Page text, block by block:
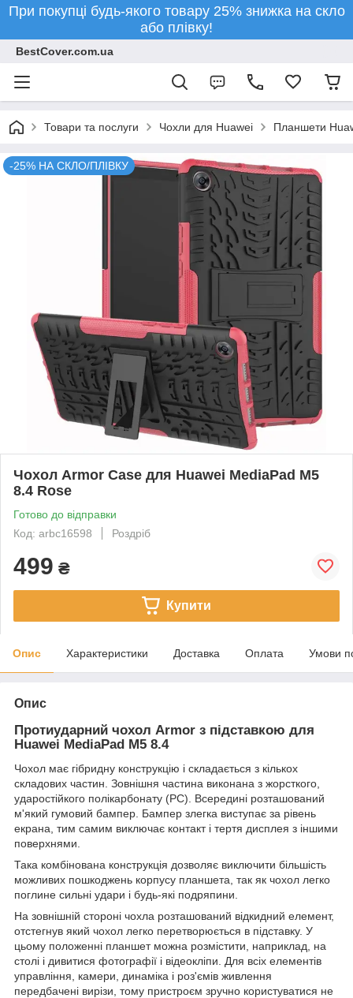
При покупці будь-якого товару 25% знижка на скло
або плівку!
BestCover.com.ua
Товари та послуги Чохли для Huawei Планшети
-25% НА СКЛО/ПЛІВКУ
Чохол Armor Case для Huawei MediaPad M5
8.4 Rose
Готово до відправки
Код: arbc16598
Роздріб
499 ₴
Купити
Опис Характеристики Доставка Оплата Умови
Опис
Протиударний чохол Armor з підставкою для
Huawei MediaPad M5 8.4
Чохол має гібридну конструкцію і складається з кількох
складових частин. Зовнішня частина виконана з жорсткого,
ударостійкого полікарбонату (PC). Всередині розташований
м'який гумовий бампер. Бампер злегка виступає за рівень
екрана, тим самим виключає контакт і тертя дисплея з іншими
поверхнями.
Така комбінована конструкція дозволяє виключити більшість
можливих пошкоджень корпусу планшета, так як чохол легко
поглине сильні удари і будь-які подряпини.
На зовнішній стороні чохла розташований відкидний елемент,
отстегнув який чохол легко перетворюється в підставку. У
цьому положенні планшет можна розмістити, наприклад, на
столі і дивитися фотографії і відеокліпи. Для всіх елементів
управління, камери, динаміка і роз'ємів живлення
передбачені вирізи, тому пристроєм зручно користуватися не